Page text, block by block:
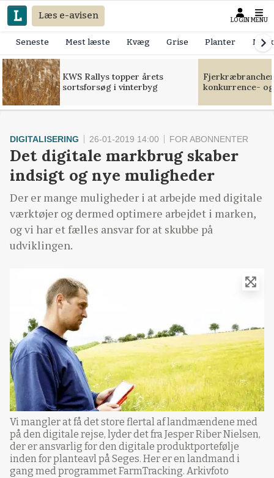
Læs e-avisen LOGIN MENU
Seneste Mest læste Kvæg Grise Planter
KWS Rallys topper årets
sortsforsøg i vinterbyg
konkurrence-
DIGITALISERING 26-01-2019 14:00 FOR ABONNENTER
Det digitale markbrug skaber
indsigt og nye muligheder
Der er mange muligheder i at arbejde med digitale
værktøjer og dermed optimere arbejdet i marken,
og vi har et fælles ansvar for at skubbe på
udviklingen.
Vi mangler at få det store flertal af landmændene med
på den digitale rejse, lyder det fra Jesper Riber Nielsen,
der er ansvarlig for den digitale produktportefølje
inden for planteavl på Seges. Her er en landmand i
gang med programmet FarmTracking. Arkivfoto